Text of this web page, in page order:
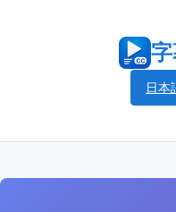
日本